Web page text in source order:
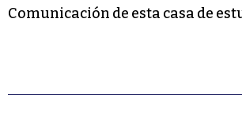
Comunicación de esta casa de